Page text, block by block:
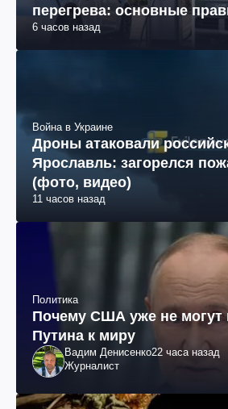
перегрева: основные
6 часов назад
Война в Украине
Дроны атаковали
Ярославль: загорелся
(фото, видео)
11 часов назад
Политика
Почему США уже не могут
Путина к миру
Вадим Денисенко22 часа назад
Журналист